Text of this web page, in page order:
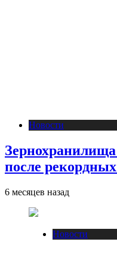
Новости
после
6 месяцев назад
Новости